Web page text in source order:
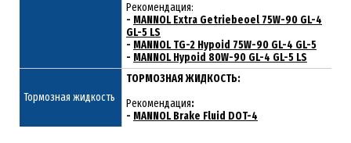
Рекомендация:
- MANNOL Extra Getriebeoel 75W-90 GL-4
GL-5 LS
- MANNOL TG-2 Hypoid 75W-90 GL-4 GL-5
- MANNOL Hypoid 80W-90 GL-4 GL-5 LS
Тормозная жидкость
ТОРМОЗНАЯ ЖИДКОСТЬ:
Рекомендация:
- MANNOL Brake Fluid DOT-4